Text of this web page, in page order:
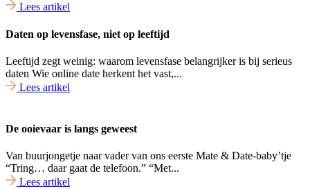
Lees artikel
Daten op levensfase, niet op leeftijd
Leeftijd zegt weinig: waarom levensfase belangrijker is bij serieus
daten Wie online date herkent het vast,...
Lees artikel
De ooievaar is langs geweest
Van buurjongetje naar vader van ons eerste Mate & Date-baby’tje
“Tring… daar gaat de telefoon.” “Met...
Lees artikel